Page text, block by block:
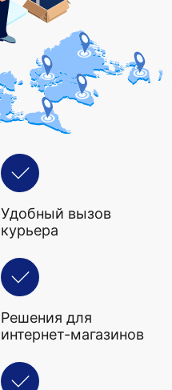
Удобный вызов
курьера
Решения для
интернет-магазинов